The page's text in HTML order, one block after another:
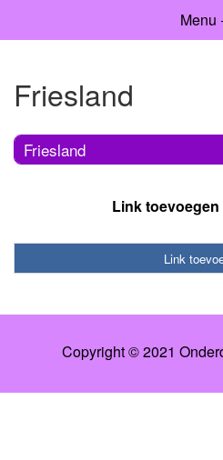
Menu
Friesland
Friesland
Link toevoegen
Link
Copyright © 2021